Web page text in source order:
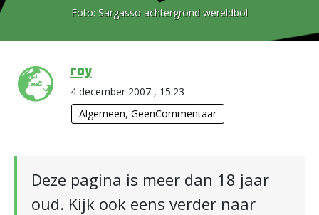
Foto: Sargasso achtergrond wereldbol
roy
4 december 2007 , 15:23
Algemeen, GeenCommentaar
Deze pagina is meer dan 18 jaar
oud. Kijk ook eens verder naar